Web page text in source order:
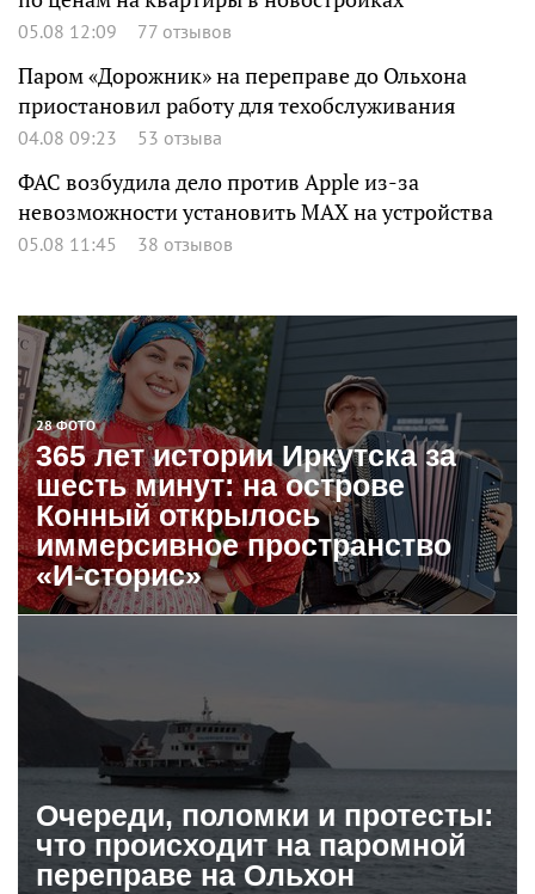
05.08 12:09 77 отзывов
Паром «Дорожник» на переправе до Ольхона
приостановил работу для техобслуживания
04.08 09:23 53 отзыва
ФАС возбудила дело против Apple из-за
невозможности установить MAX на устройства
05.08 11:45 38 отзывов
28 ФОТО
365 лет истории Иркутска за
шесть минут: на острове
Конный открылось
иммерсивное пространство
«И-сторис»
Очереди, поломки и протесты:
что происходит на паромной
переправе на Ольхон